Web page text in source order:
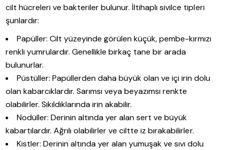
cilt hücreleri ve bakteriler bulunur. İltihaplı sivilce tipleri
şunlardır:
Papüller: Cilt yüzeyinde görülen küçük, pembe-kırmızı
renkli yumrulardır. Genellikle birkaç tane bir arada
bulunurlar.
Püstüller: Papüllerden daha büyük olan ve içi irin dolu
olan kabarcıklardır. Sarımsı veya beyazımsı renkte
olabilirler. Sıkıldıklarında irin akabilir.
Nodüller: Derinin altında yer alan sert ve büyük
kabartılardır. Ağrılı olabilirler ve ciltte iz bırakabilirler.
Kistler: Derinin altında yer alan yumuşak ve sıvı dolu